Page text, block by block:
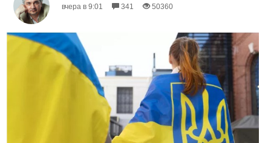
вчера в 9:01
341 50360